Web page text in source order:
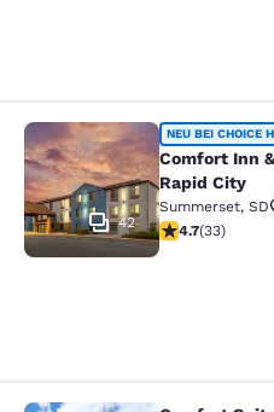
Comfort Inn &
42
NEU BEI CHOICE
Comfort Inn
Rapid City
Summerset, SD
4.7-Sterne-
4.7(33)